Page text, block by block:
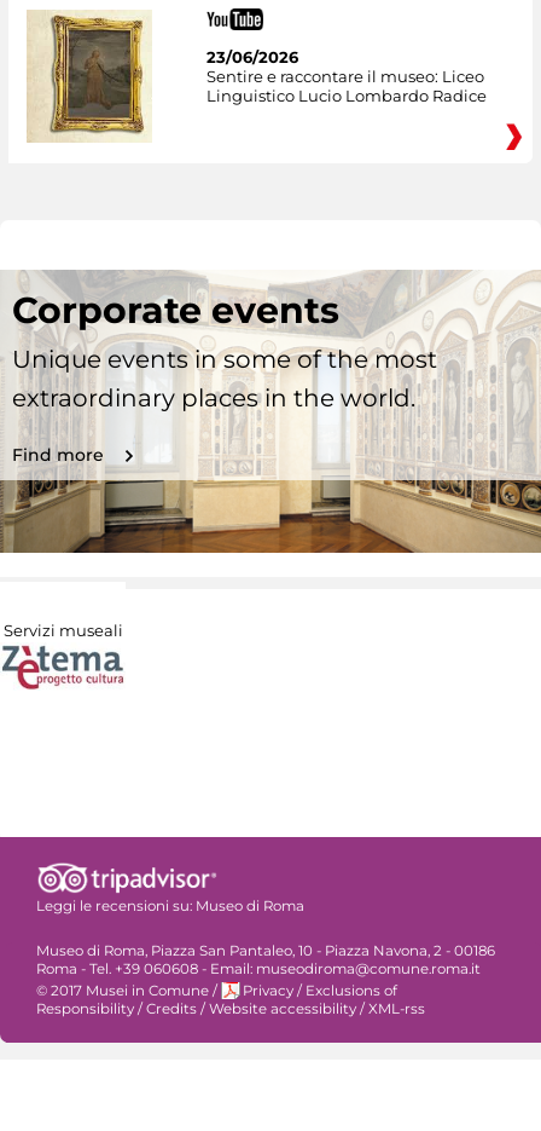
23/06/2026
Sentire e raccontare il museo: Liceo
Linguistico Lucio Lombardo Radice
Corporate events
Unique events in some of the most
extraordinary places in the world.
Find more
Servizi museali
Leggi le recensioni su: Museo di Roma
Museo di Roma, Piazza San Pantaleo, 10 - Piazza Navona, 2 - 00186
Roma - Tel. +39 060608 - Email: museodiroma@comune.roma.it
© 2017 Musei in Comune / Privacy / Exclusions of
Responsibility / Credits / Website accessibility / XML-rss